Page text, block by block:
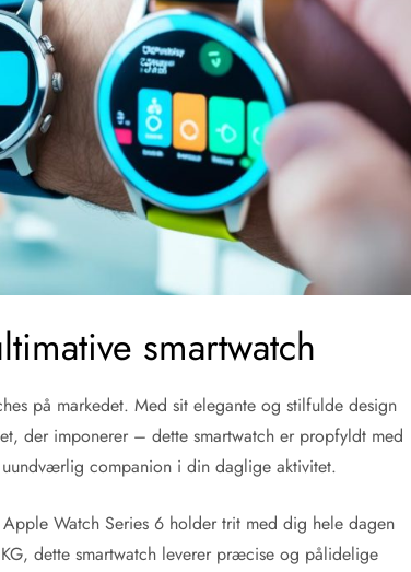
smartwatch
på markedet. Med sit elegante og stilfulde design
der imponerer – dette smartwatch er propfyldt med
companion i din daglige aktivitet.
Watch Series 6 holder trit med dig hele dagen
dette smartwatch leverer præcise og pålidelige